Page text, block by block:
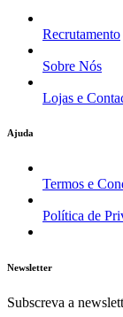
Recrutamento
Sobre Nós
Lojas e
Ajuda
Termos e
Política de
Newsletter
Subscreva a